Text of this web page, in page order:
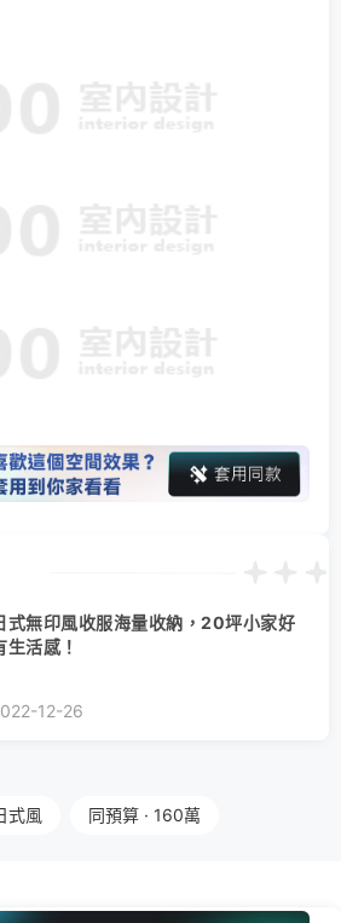
式無印風收服海量收納，20坪小家好
生活感！
12-26
式風 同預算 · 160萬